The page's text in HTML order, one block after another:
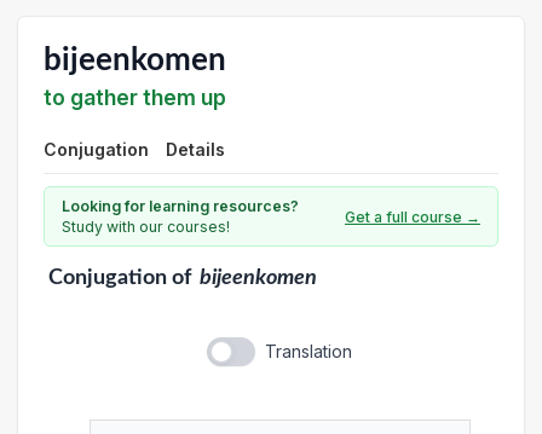
bijeenkomen
to gather them up
Conjugation Details
Looking for learning resources?
Study with our courses!
Get a full course →
Conjugationof bijeenkomen
Translation